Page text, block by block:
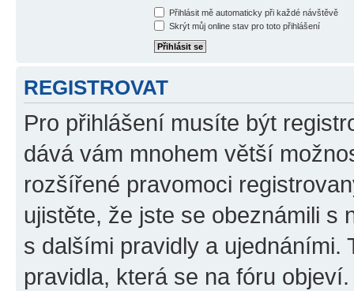
Přihlásit mě automaticky při každé návštěvě
Skrýt můj online stav pro toto přihlášení
REGISTROVAT
Pro přihlášení musíte být
dává vám mnohem větší
rozšířené pravomoci
ujistěte, že jste se obeznámili s
s dalšími pravidly a ujednáními.
pravidla, která se na fóru objeví.